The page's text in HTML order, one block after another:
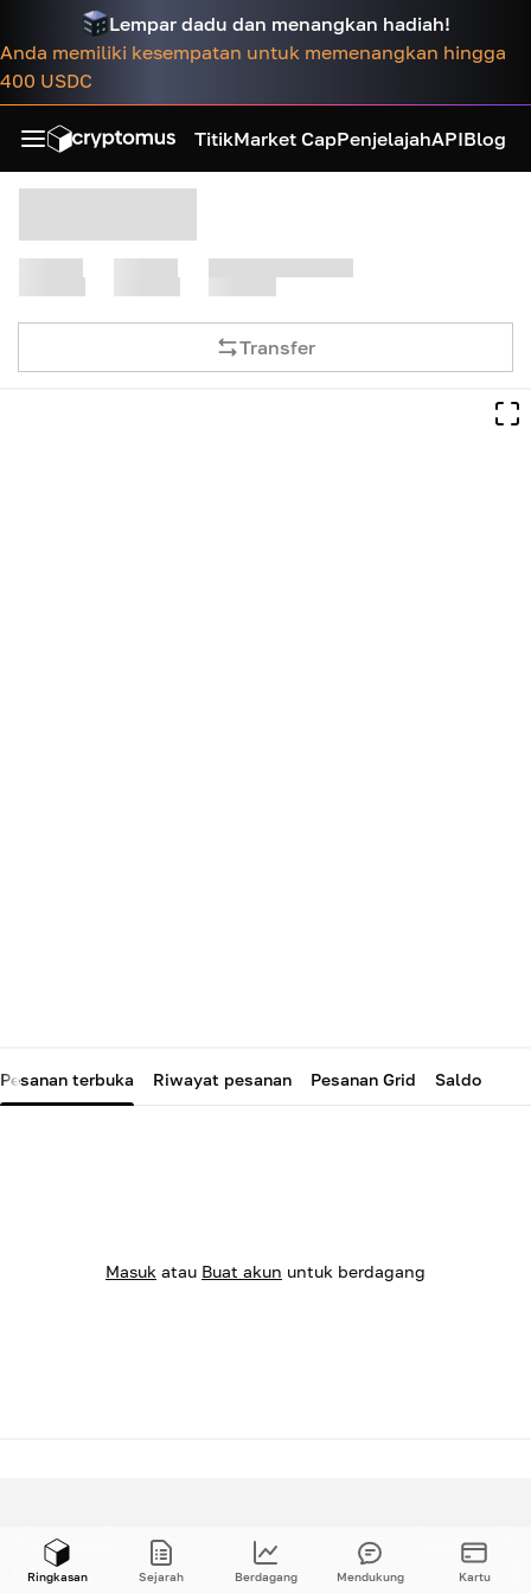
Lempar dadu dan menangkan hadiah!
Anda memiliki kesempatan untuk memenangkan hingga
400 USDC
TitikMarket CapPenjelajahAPIBlog
Transfer
Pesanan terbuka Riwayat pesanan Pesanan Grid Saldo
Masuk atau Buat akun untuk berdagang
Ringkasan Sejarah Berdagang Mendukung Kartu